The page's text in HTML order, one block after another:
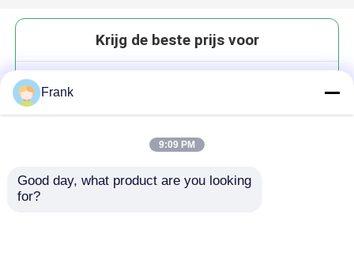
Krijg de beste prijs voor
Frank
9:09 PM
Good day, what product are you looking
for?